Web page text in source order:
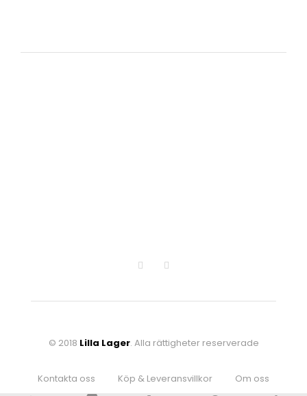
© 2018 Lilla Lager. Alla rättigheter reserverade
Kontakta oss Köp & Leveransvillkor Om oss